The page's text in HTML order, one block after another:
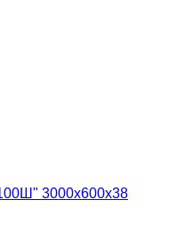
3000х600х38